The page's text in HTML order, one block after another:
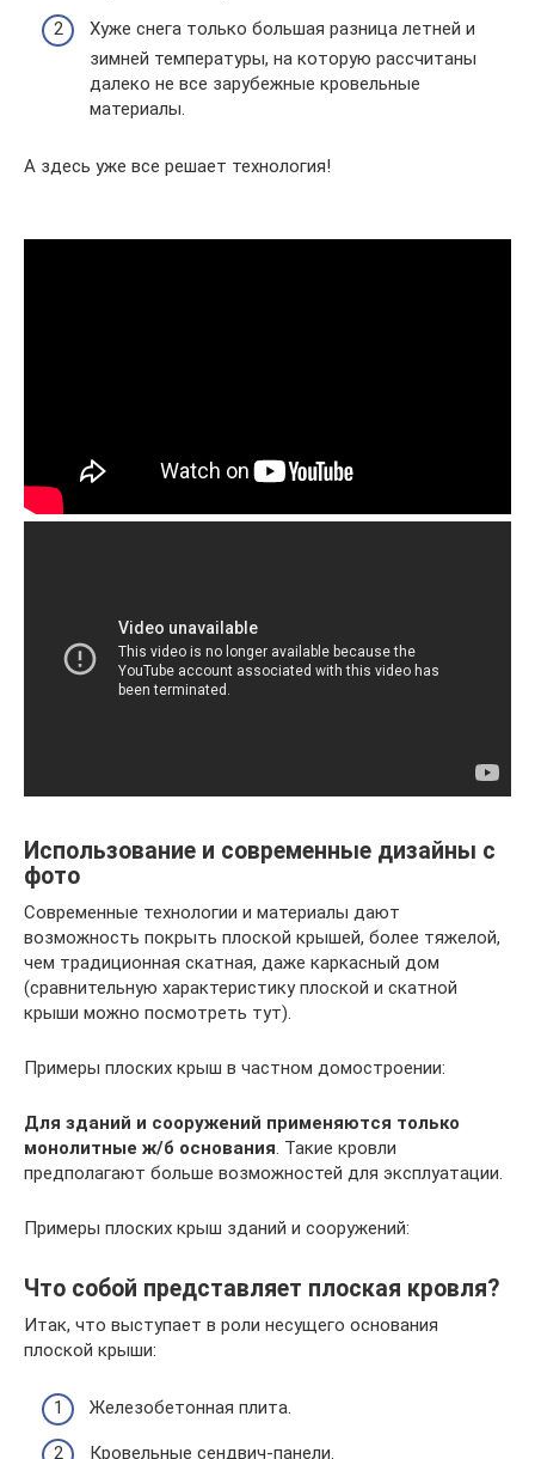
Хуже снега только большая разница летней и
зимней температуры, на которую рассчитаны
далеко не все зарубежные кровельные
материалы.
А здесь уже все решает технология!
Использование и современные дизайны с
фото
Современные технологии и материалы дают
возможность покрыть плоской крышей, более тяжелой,
чем традиционная скатная, даже каркасный дом
(сравнительную характеристику плоской и скатной
крыши можно посмотреть тут).
Примеры плоских крыш в частном домостроении:
Для зданий и сооружений применяются только
монолитные ж/б основания . Такие кровли
предполагают больше возможностей для эксплуатации.
Примеры плоских крыш зданий и сооружений:
Что собой представляет плоская кровля?
Итак, что выступает в роли несущего основания
плоской крыши:
Железобетонная плита.
Кровельные сендвич-панели.